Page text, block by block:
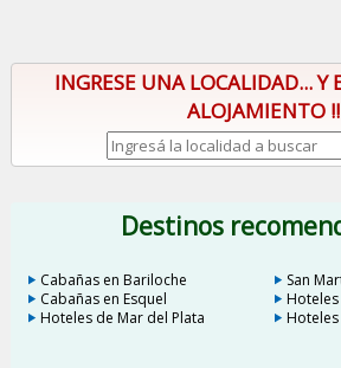
INGRESE UNA LOCALIDAD... Y
ALOJAMIENTO !!
Destinos
Cabañas en Bariloche
San
Cabañas en Esquel
Hoteles
Hoteles de Mar del Plata
Hoteles